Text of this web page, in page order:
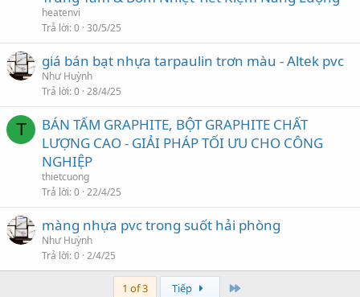
heatenvi
Trả lời 0 30/5/25
giá bán bạt nhựa tarpaulin trơn màu - Altek pvc
Như Huỳnh
Trả lời 0 28/4/25
T
BÁN TẤM GRAPHITE, BỘT GRAPHITE CHẤT
LƯỢNG CAO - GIẢI PHÁP TỐI ƯU CHO CÔNG
NGHIỆP
thietcuong
Trả lời 0 22/4/25
màng nhựa pvc trong suốt hải phòng
Như Huỳnh
Trả lời 0 2/4/25
1 of 3 Tiếp